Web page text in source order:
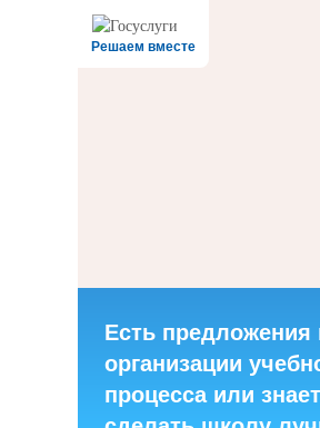
Решаем вместе
Есть предложения
организации
процесса или